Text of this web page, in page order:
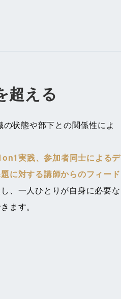
超える
状態や部下との関係性によ
実践、参加者同士によるデ
に対する講師からのフィード
、一人ひとりが自身に必要な
ます。